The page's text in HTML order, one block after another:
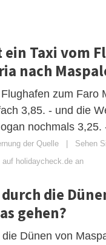
ein Taxi vom
nach
zum Faro
3,85. - und die
nochmals 3,25.
der Quelle | Sehen
holidaycheck.de an
die
gehen?
Dünen von